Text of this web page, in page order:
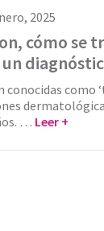
2025
cómo se
como
… Leer +